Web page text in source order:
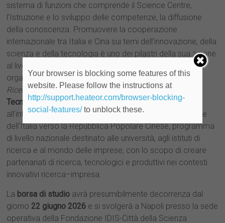
sistema di funzioni che comprende il Science Centre,
l’Istruzione e lo sviluppo delle competenze, la diffusione
della conoscenza. Promuovere la cooperazione
internazionale tra Italia e Cina sui temi dell’innovazione, della
scienza e della tecnologia è uno dei pilastri della sua azione
al livello internazionale. In particolare, Città della Scienza
organizza per conto delMinistero dell’Università e della
RicercalaSettimana Italia-Cina della Scienza, della
Tecnologia e dell’Innovazionefinalizzata
all’internazionalizzazione del sistema ricerca-innovazione
dell’Italia verso la Repubblica Popolare Cinese, programma
di livello nazionale destinato alle università, agli istituti di
ricerca e al mondo delle imprese, con lo scopo di creare
partenariati di ricerca, tecnologici e produttivi nei contesti
innovativi ricerca–impresa.
La borsa di studio avrà presumibilmente decorrenza dal
giorno 22 giugno 2026 e si svolgerà a Napoli presso la sede
operativa della Fondazione IDIS-Città della Scienza
Your browser is blocking some features of this
website. Please follow the instructions at
http://support.heateor.com/browser-blocking-
social-features/to unblock these.